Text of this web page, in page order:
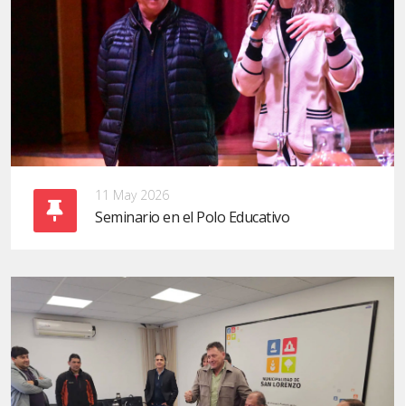
11 May 2026
Seminario en el Polo Educativo